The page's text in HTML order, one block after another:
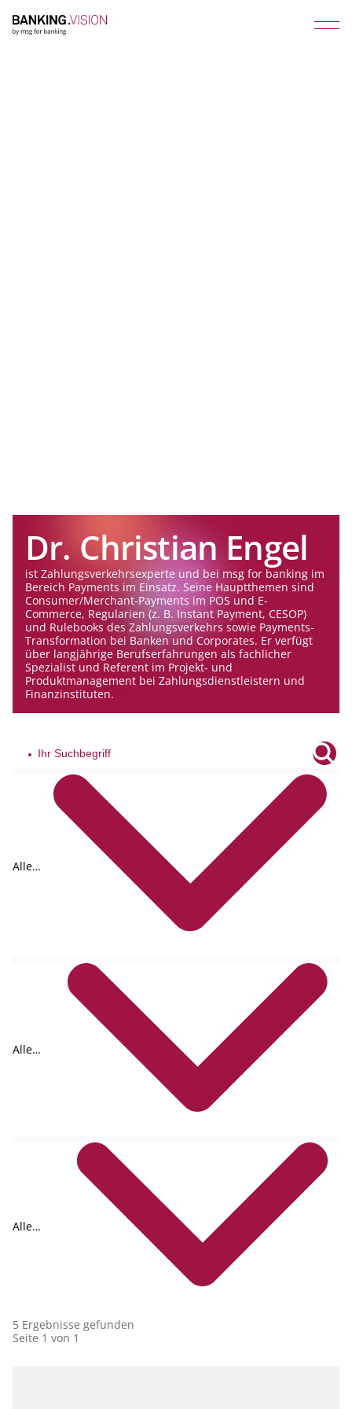
Dr. Christian Engel
ist Zahlungsverkehrsexperte und bei msg for banking im
Bereich Payments im Einsatz. Seine Hauptthemen sind
Consumer/Merchant-Payments im POS und E-
Commerce, Regularien (z. B. Instant Payment, CESOP)
und Rulebooks des Zahlungsverkehrs sowie Payments-
Transformation bei Banken und Corporates. Er verfügt
über langjährige Berufserfahrungen als fachlicher
Spezialist und Referent im Projekt- und
Produktmanagement bei Zahlungsdienstleistern und
Finanzinstituten.
Alle
Alle
Alle
5 Ergebnisse gefunden
Seite 1 von 1